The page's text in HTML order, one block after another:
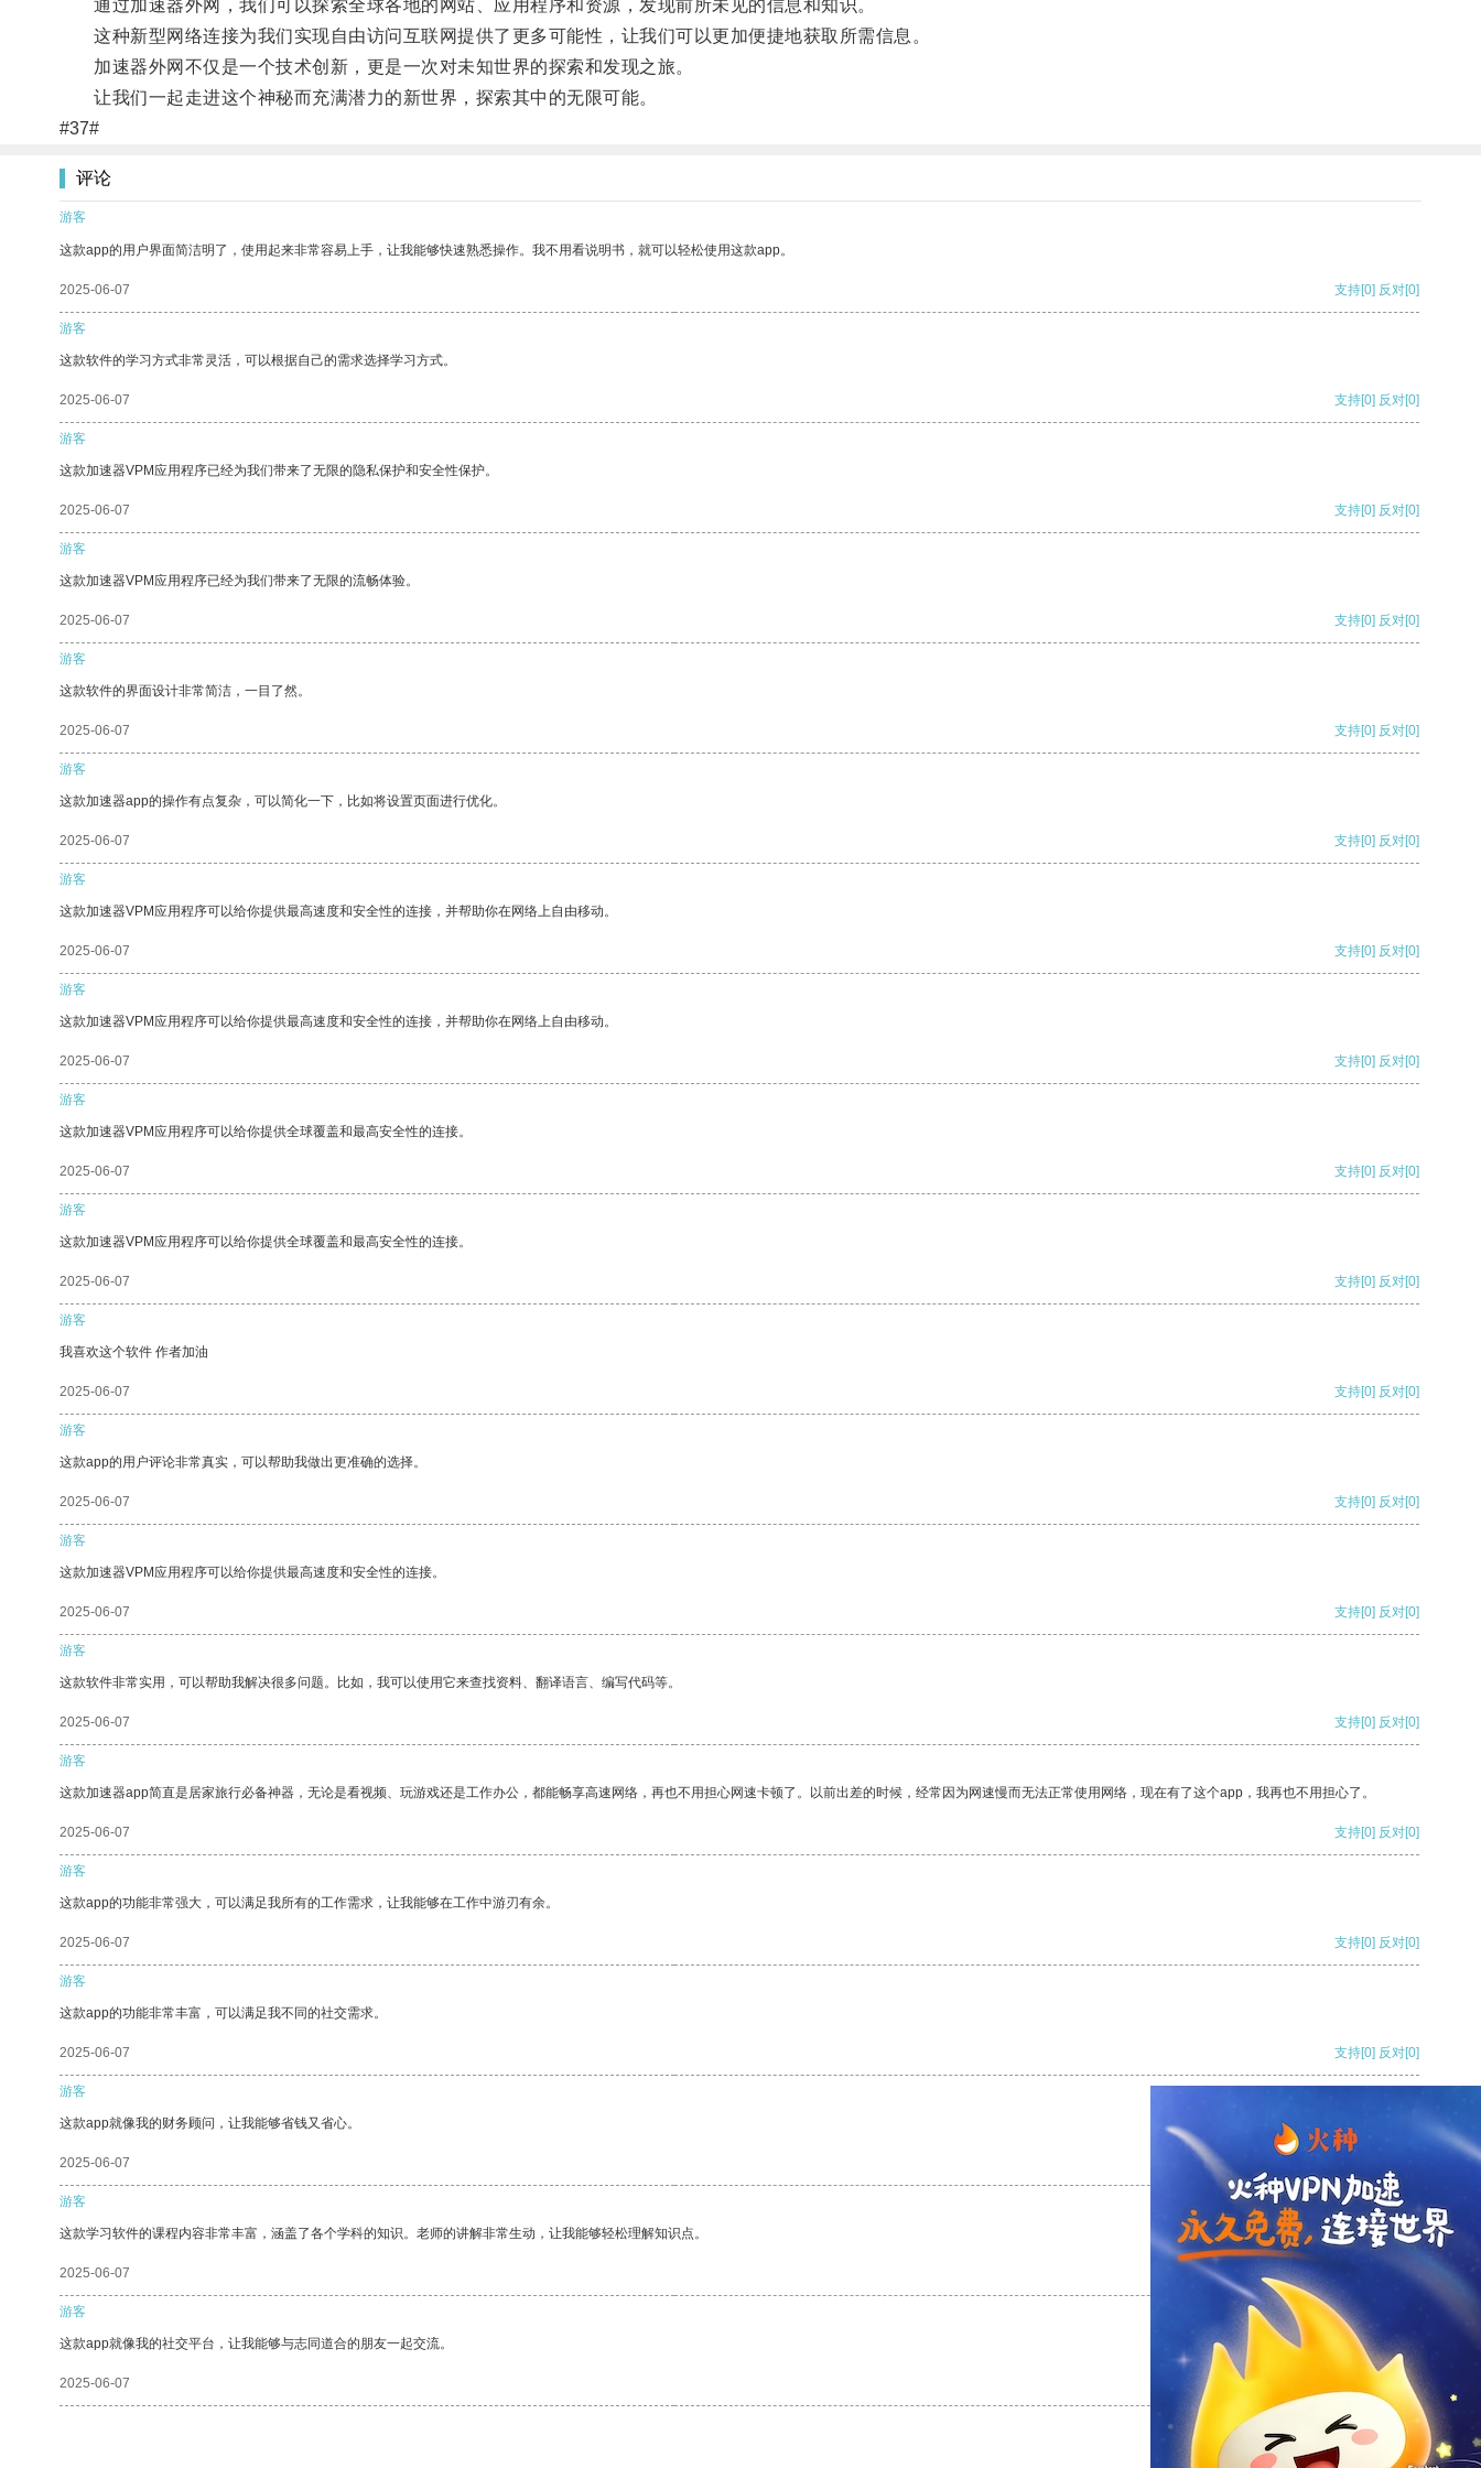
通过加速器外网，我们可以探索全球各地的网站、应用程序和资源，发现前所未见的信息和知识。
这种新型网络连接为我们实现自由访问互联网提供了更多可能性，让我们可以更加便捷地获取所需信息。
加速器外网不仅是一个技术创新，更是一次对未知世界的探索和发现之旅。
让我们一起走进这个神秘而充满潜力的新世界，探索其中的无限可能。
#37#
评论
游客
这款app的用户界面简洁明了，使用起来非常容易上手，让我能够快速熟悉操作。我不用看说明书，就可以轻松使用这款app。
2025-06-07 支持[0] 反对[0]
游客
这款软件的学习方式非常灵活，可以根据自己的需求选择学习方式。
2025-06-07 支持[0] 反对[0]
游客
这款加速器VPM应用程序已经为我们带来了无限的隐私保护和安全性保护。
2025-06-07 支持[0] 反对[0]
游客
这款加速器VPM应用程序已经为我们带来了无限的流畅体验。
2025-06-07 支持[0] 反对[0]
游客
这款软件的界面设计非常简洁，一目了然。
2025-06-07 支持[0] 反对[0]
游客
这款加速器app的操作有点复杂，可以简化一下，比如将设置页面进行优化。
2025-06-07 支持[0] 反对[0]
游客
这款加速器VPM应用程序可以给你提供最高速度和安全性的连接，并帮助你在网络上自由移动。
2025-06-07 支持[0] 反对[0]
游客
这款加速器VPM应用程序可以给你提供最高速度和安全性的连接，并帮助你在网络上自由移动。
2025-06-07 支持[0] 反对[0]
游客
这款加速器VPM应用程序可以给你提供全球覆盖和最高安全性的连接。
2025-06-07 支持[0] 反对[0]
游客
这款加速器VPM应用程序可以给你提供全球覆盖和最高安全性的连接。
2025-06-07 支持[0] 反对[0]
游客
我喜欢这个软件 作者加油
2025-06-07 支持[0] 反对[0]
游客
这款app的用户评论非常真实，可以帮助我做出更准确的选择。
2025-06-07 支持[0] 反对[0]
游客
这款加速器VPM应用程序可以给你提供最高速度和安全性的连接。
2025-06-07 支持[0] 反对[0]
游客
这款软件非常实用，可以帮助我解决很多问题。比如，我可以使用它来查找资料、翻译语言、编写代码等。
2025-06-07 支持[0] 反对[0]
游客
这款加速器app简直是居家旅行必备神器，无论是看视频、玩游戏还是工作办公，都能畅享高速网络，再也不用担心网速卡顿了。以前出差的时候，经常因为网速慢而无法正常使用网络，现在有了这个app，我再也不用担心了。
2025-06-07 支持[0] 反对[0]
游客
这款app的功能非常强大，可以满足我所有的工作需求，让我能够在工作中游刃有余。
2025-06-07 支持[0] 反对[0]
游客
这款app的功能非常丰富，可以满足我不同的社交需求。
2025-06-07 支持[0] 反对[0]
游客
这款app就像我的财务顾问，让我能够省钱又省心。
2025-06-07
游客
这款学习软件的课程内容非常丰富，涵盖了各个学科的知识。老师的讲解非常生动，让我能够轻松理解知识点。
2025-06-07 反对
游客
这款app就像我的社交平台，让我能够与志同道合的朋友一起交流。
2025-06-07 反对[0]